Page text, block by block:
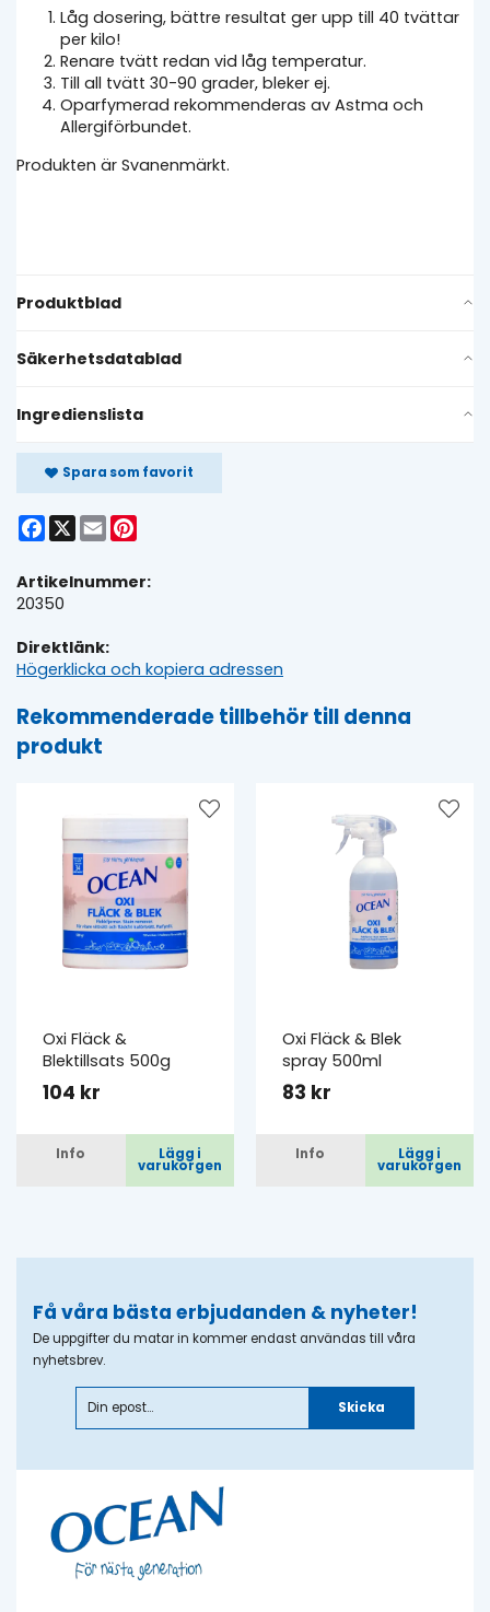
Produktblad
Säkerhetsdatablad
Ingredienslista
Låg dosering, bättre resultat ger upp till 40 tvättar
per kilo!
Renare tvätt redan vid låg temperatur.
Till all tvätt 30-90 grader, bleker ej.
Oparfymerad rekommenderas av Astma och
Allergiförbundet.
Produkten är Svanenmärkt.
Spara som favorit
Facebook
X Email
Artikelnummer:
20350
Direktlänk:
Högerklicka och kopiera adressen
Rekommenderade tillbehör till denna
produkt
Oxi Fläck &
Blektillsats 500g
104 kr
Info Lägg i
varukorgen
Oxi Fläck & Blek
spray 500ml
83 kr
Info Lägg i
varukorgen
Få våra bästa erbjudanden & nyheter!
De uppgifter du matar in kommer endast användas till våra
nyhetsbrev.
Skicka